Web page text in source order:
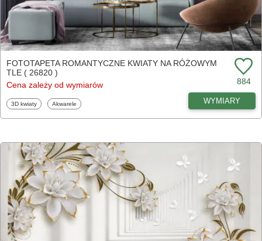
FOTOTAPETA ROMANTYCZNE KWIATY NA RÓŻOWYM
TLE ( 26820 )
Cena zależy od wymiarów
884
Fototapety
3D kwiaty Fototapety
Akwarele WYMIARY